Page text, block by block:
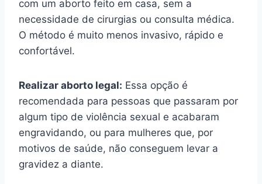
com um aborto feito em casa, sem a
necessidade de cirurgias ou consulta médica.
O método é muito menos invasivo, rápido e
confortável.
Realizar aborto legal: Essa opção é
recomendada para pessoas que passaram por
algum tipo de violência sexual e acabaram
engravidando, ou para mulheres que, por
motivos de saúde, não conseguem levar a
gravidez a diante.